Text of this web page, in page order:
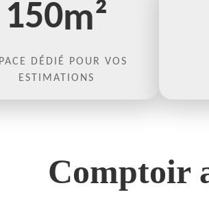
150m²
DÉDIÉ POUR VOS
ESTIMATIONS
Comptoir